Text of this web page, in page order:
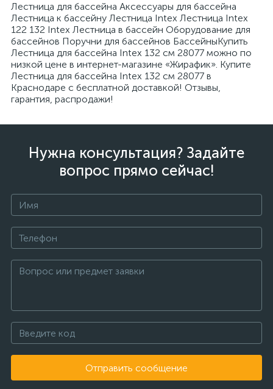
Лестница для бассейна Аксессуары для бассейна
Лестница к бассейну Лестница Intex Лестница Intex
122 132 Intex Лестница в бассейн Оборудование для
бассейнов Поручни для бассейнов БассейныКупить
Лестница для бассейна Intex 132 см 28077 можно по
низкой цене в интернет-магазине «Жирафик». Купите
Лестница для бассейна Intex 132 см 28077 в
Краснодаре с бесплатной доставкой! Отзывы,
гарантия, распродажи!
Нужна консультация? Задайте
вопрос прямо сейчас!
Отправить сообщение